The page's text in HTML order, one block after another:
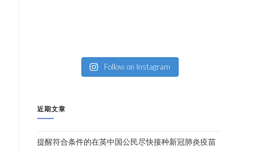
Follow on Instagram
近期文章
提醒符合条件的在英中国公民尽快接种新冠肺炎疫苗